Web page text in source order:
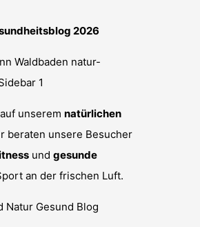
2026
auf unserem natürlichen
beraten unsere Besucher
und gesunde
an der frischen Luft.